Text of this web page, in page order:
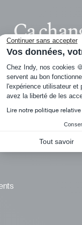
Continuer sans accepter
Vos données,
Plateforme de
Chez Indy, nos cookies
servent au bon
l'expérience utilisateur
avez la liberté de les
Lire notre politique
Tout savoir
Ça